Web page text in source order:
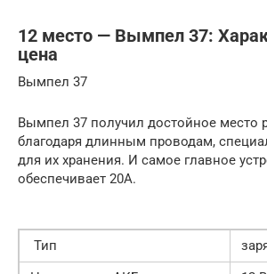
12 место — Вымпел 37:
цeнa
Вымпел 37
Вымпел 37 получил достойное место
благодаря длинным проводам,
для их хранения. И самое главное
обеспечивает 20А.
Тип